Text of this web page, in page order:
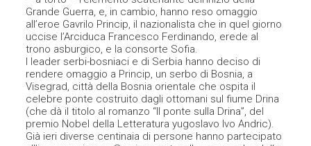
Grande Guerra, e, in cambio, hanno reso omaggio
all’eroe Gavrilo Princip, il nazionalista che in quel giorno
uccise l’Arciduca Francesco Ferdinando, erede al
trono asburgico, e la consorte Sofia.
I leader serbi-bosniaci e di Serbia hanno deciso di
rendere omaggio a Princip, un serbo di Bosnia, a
Visegrad, città della Bosnia orientale che ospita il
celebre ponte costruito dagli ottomani sul fiume Drina
(che dà il titolo al romanzo “Il ponte sulla Drina”, del
premio Nobel della Letteratura yugoslavo Ivo Andric).
Già ieri diverse centinaia di persone hanno partecipato